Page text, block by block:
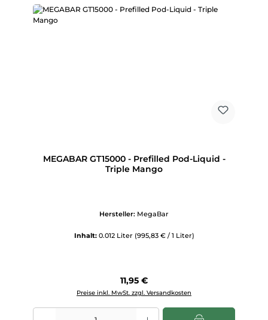
MEGABAR GT15000 - Prefilled Pod-Liquid -
Triple Mango
Hersteller: MegaBar
Inhalt: 0.012 Liter (995,83 € / 1 Liter)
Regulärer Preis:
11,95 €
Preise inkl. MwSt. zzgl. Versandkosten
Produkt Anzahl: Gib den gewünschten Wert ein oder benutze die